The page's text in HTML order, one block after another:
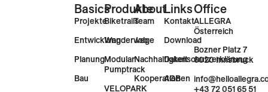
Basics
Projekte
Entwicklung
Planung
Bau
Produkte
Biketrails
Wanderwege
Modular
Pumptrack
VELOPARK
About
Team
Job
Nachhaltigkeit
Kooperationen
Links
Kontakt
Download
Datenschutzerklärung
AGB
Office
ALLEGRA
Österreich
Bozner Platz 7
6020 Innsbruck
+43 72 051 65 51